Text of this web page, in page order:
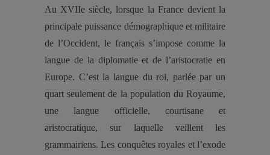
Au XVIIe siècle, lorsque la France devient la
principale puissance démographique et militaire
de l’Occident, le français s’impose comme la
langue de la diplomatie et de l’aristocratie en
Europe. C’est la langue du roi, parlée par un
quart seulement de la population du Royaume,
une langue officielle, courtisane et
aristocratique, sur laquelle veillent les
grammairiens. Les conquêtes royales et l’exode